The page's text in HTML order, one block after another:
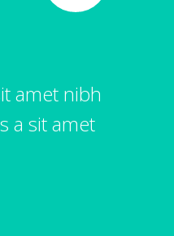
amet nibh
a sit amet